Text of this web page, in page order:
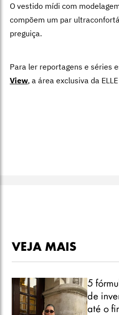
O vestido mídi com
compõem um par
preguiça.
Para ler reportagens e séries
View, a área exclusiva da
VEJA MAIS
5
de
até o